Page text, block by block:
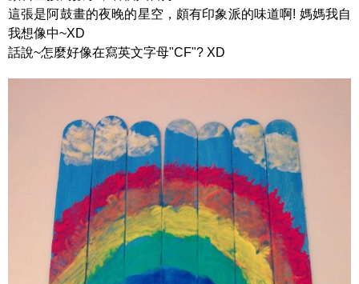
這張是阿鼓畫的夜晚的星空，頗有印象派的味道啊! 媽媽我自
我想像中~XD
話說~怎麼好像在寫英文字母"CF"? XD